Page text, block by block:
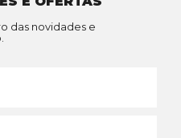
das novidades e